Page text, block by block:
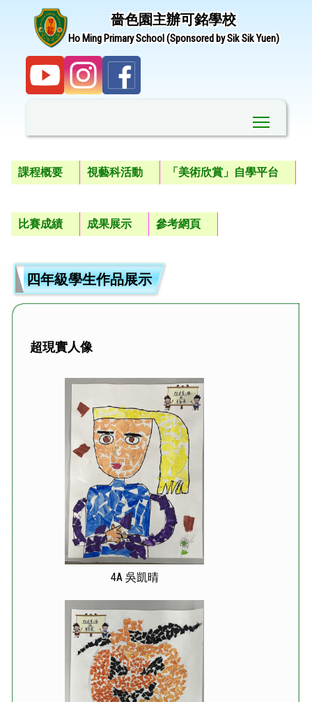
嗇色園主辦可銘學校
Ho Ming Primary School (Sponsored by Sik Sik Yuen)
課程概要 視藝科活動 「美術欣賞」自學平台
比賽成績 成果展示 參考網頁
四年級學生作品展示
超現實人像
4A 吳凱晴